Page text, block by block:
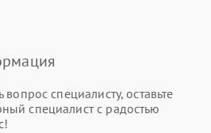
вопрос специалисту, оставьте
специалист с радостью